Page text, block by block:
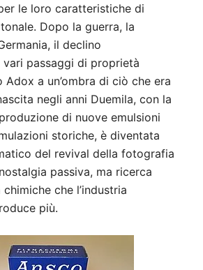
le loro caratteristiche di
Dopo la guerra, la
il declino
vari passaggi di proprietà
a un’ombra di ciò che era
negli anni Duemila, con la
di nuove emulsioni
storiche, è diventata
del revival della fotografia
passiva, ma ricerca
che l’industria
più.